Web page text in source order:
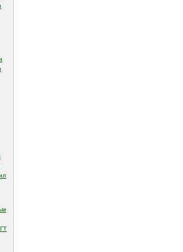
се в нов прозорец)
се в нов прозорец)
(отваря се в нов прозорец)
(отваря се в нов прозорец)